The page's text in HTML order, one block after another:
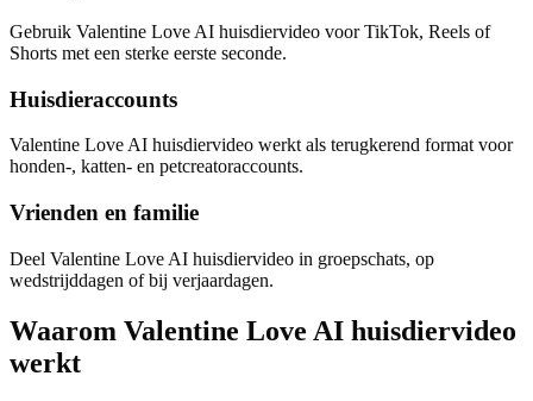
Gebruik Valentine Love AI huisdiervideo voor TikTok, Reels of
Shorts met een sterke eerste seconde.
Huisdieraccounts
Valentine Love AI huisdiervideo werkt als terugkerend format voor
honden-, katten- en petcreatoraccounts.
Vrienden en familie
Deel Valentine Love AI huisdiervideo in groepschats, op
wedstrijddagen of bij verjaardagen.
Waarom Valentine Love AI huisdiervideo
werkt